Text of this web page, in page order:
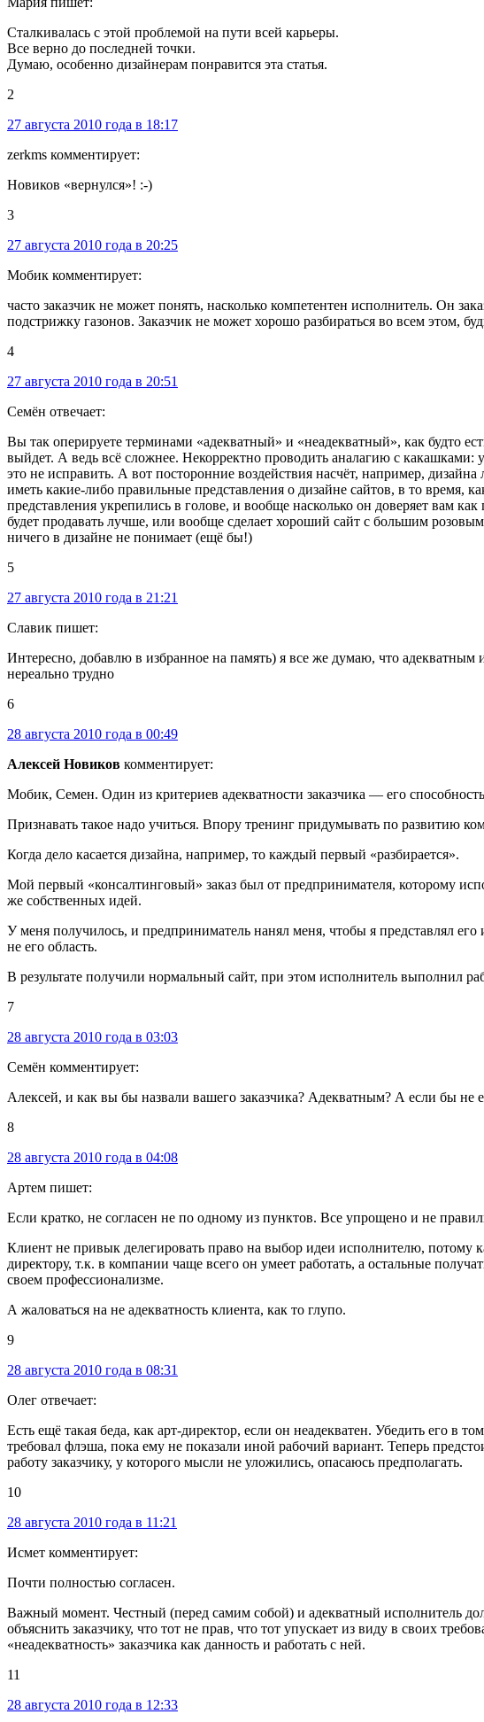
Сталкивалась с этой проблемой на пути всей карьеры.
Все верно до последней точки.
Думаю, особенно дизайнерам понравится эта статья.
2
27 августа 2010 года в 18:17
zerkms комментирует:
Новиков «вернулся»! :-)
3
27 августа 2010 года в 20:25
Мобик комментирует:
часто заказчик не может понять, насколько компетентен исполнитель. Он
подстрижку газонов. Заказчик не может хорошо разбираться во всем этом,
4
27 августа 2010 года в 20:51
Семён отвечает:
Вы так оперируете терминами «адекватный» и «неадекватный», как будто
выйдет. А ведь всё сложнее. Некорректно проводить аналагию с
это не исправить. А вот посторонние воздействия насчёт, например,
иметь какие-либо правильные представления о дизайне сайтов, в то время,
представления укрепились в голове, и вообще насколько он доверяет вам
будет продавать лучше, или вообще сделает хороший сайт с большим
ничего в дизайне не понимает (ещё бы!)
5
27 августа 2010 года в 21:21
Славик пишет:
Интересно, добавлю в избранное на память) я все же думаю, что адекватным
нереально трудно
6
28 августа 2010 года в 00:49
Алексей Новиков комментирует:
Мобик, Семен. Один из критериев адекватности заказчика — его
Признавать такое надо учиться. Впору тренинг придумывать по развитию
Когда дело касается дизайна, например, то каждый первый «разбирается».
Мой первый «консалтинговый» заказ был от предпринимателя, которому
же собственных идей.
У меня получилось, и предприниматель нанял меня, чтобы я представлял
не его область.
В результате получили нормальный сайт, при этом исполнитель выполнил
7
28 августа 2010 года в 03:03
Семён комментирует:
Алексей, и как вы бы назвали вашего заказчика? Адекватным? А если бы не
8
28 августа 2010 года в 04:08
Артем пишет:
Если кратко, не согласен не по одному из пунктов. Все упрощено и не
Клиент не привык делегировать право на выбор идеи исполнителю, потому
директору, т.к. в компании чаще всего он умеет работать, а остальные
своем профессионализме.
А жаловаться на не адекватность клиента, как то глупо.
9
28 августа 2010 года в 08:31
Олег отвечает:
Есть ещё такая беда, как арт-директор, если он неадекватен. Убедить его в
требовал флэша, пока ему не показали иной рабочий вариант. Теперь
работу заказчику, у которого мысли не уложились, опасаюсь предполагать.
10
28 августа 2010 года в 11:21
Исмет комментирует:
Почти полностью согласен.
Важный момент. Честный (перед самим собой) и адекватный исполнитель
объяснить заказчику, что тот не прав, что тот упускает из виду в своих
«неадекватность» заказчика как данность и работать с ней.
11
28 августа 2010 года в 12:33